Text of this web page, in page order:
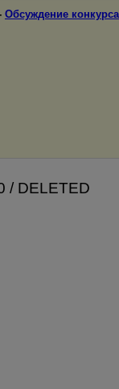
Обсуждение конкурса
/ DELETED